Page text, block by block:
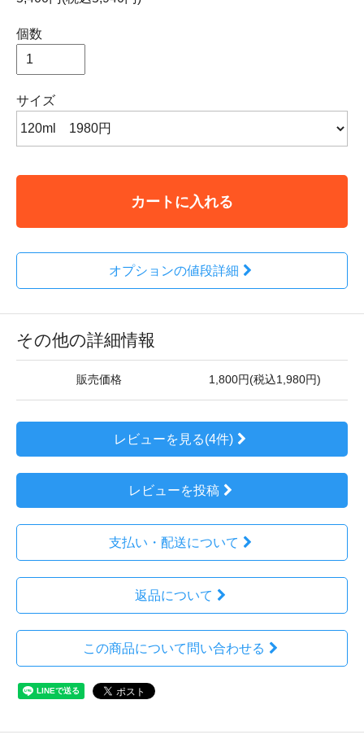
個数
サイズ
カートに入れる
オプションの値段詳細
その他の詳細情報
販売価格 1,800円(税込1,980円)
レビューを見る(4件)
レビューを投稿
支払い・配送について
返品について
この商品について問い合わせる